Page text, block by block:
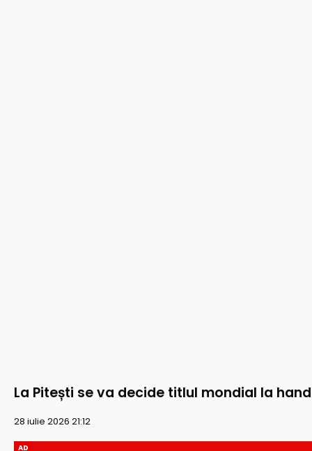
La Pitești se va decide titlul mondial la
28 iulie 2026 21:12
AD